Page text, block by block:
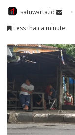
satuwarta.id
Send
Less than a minute